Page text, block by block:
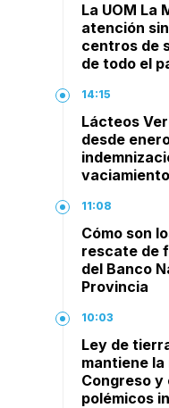
La UOM La
atención
centros de
de todo el
14:15
Lácteos
desde
vaciamiento
11:08
Cómo son
rescate de
del Banco
Provincia
10:03
Ley de
mantiene
Congreso y
polémicos